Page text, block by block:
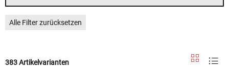
Alle Filter zurücksetzen
383 Artikelvarianten